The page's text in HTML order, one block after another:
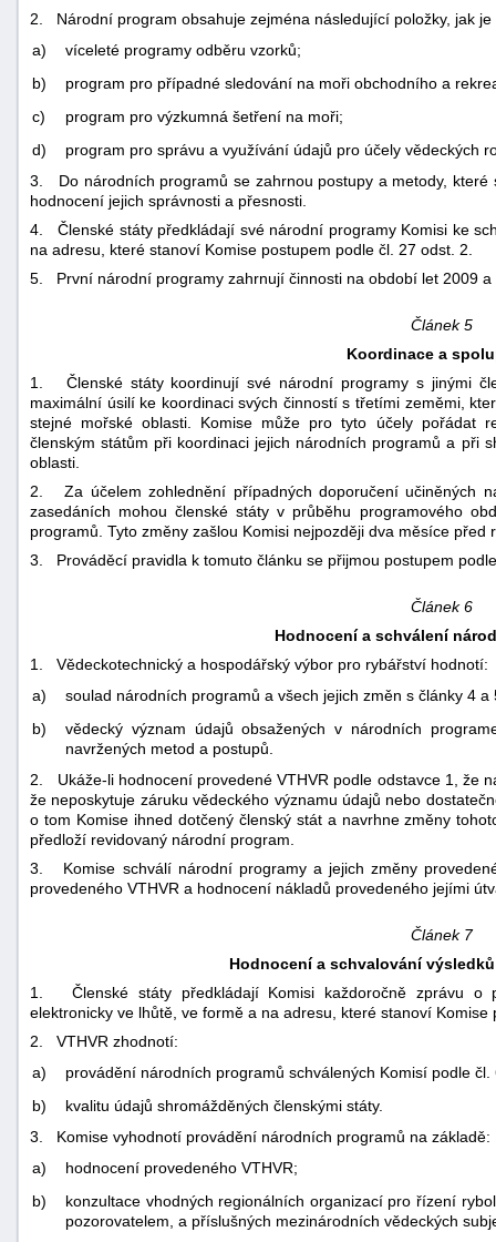
2. Národní program obsahuje zejména následující položky, jak
a)
víceleté programy odběru vzorků;
b)
program pro případné sledování na moři obchodního a
c)
program pro výzkumná šetření na moři;
d)
program pro správu a využívání údajů pro účely vědeckých
3. Do národních programů se zahrnou postupy a metody,
hodnocení jejich správnosti a přesnosti.
4. Členské státy předkládají své národní programy Komisi ke
na adresu, které stanoví Komise postupem podle čl. 27 odst. 2.
5. První národní programy zahrnují činnosti na období let 2009 a
Článek 5
Koordinace a
1. Členské státy koordinují své národní programy s jinými
maximální úsilí ke koordinaci svých činností s třetími zeměmi,
stejné mořské oblasti. Komise může pro tyto účely pořádat
členským státům při koordinaci jejich národních programů a při
oblasti.
2. Za účelem zohlednění případných doporučení učiněných
zasedáních mohou členské státy v průběhu programového
programů. Tyto změny zašlou Komisi nejpozději dva měsíce před
3. Prováděcí pravidla k tomuto článku se přijmou postupem
Článek 6
Hodnocení a schválení
1. Vědeckotechnický a hospodářský výbor pro rybářství hodnotí:
a)
soulad národních programů a všech jejich změn s články 4 a
b)
vědecký význam údajů obsažených v národních
navržených metod a postupů.
2. Ukáže-li hodnocení provedené VTHVR podle odstavce 1, že
že neposkytuje záruku vědeckého významu údajů nebo
o tom Komise ihned dotčený členský stát a navrhne změny
předloží revidovaný národní program.
3. Komise schválí národní programy a jejich změny
provedeného VTHVR a hodnocení nákladů provedeného jejími
Článek 7
Hodnocení a schvalování
1. Členské státy předkládají Komisi každoročně zprávu o
elektronicky ve lhůtě, ve formě a na adresu, které stanoví
2. VTHVR zhodnotí:
a)
provádění národních programů schválených Komisí podle čl.
b)
kvalitu údajů shromážděných členskými státy.
3. Komise vyhodnotí provádění národních programů na základě:
a)
hodnocení provedeného VTHVR;
b)
konzultace vhodných regionálních organizací pro řízení
pozorovatelem, a příslušných mezinárodních vědeckých